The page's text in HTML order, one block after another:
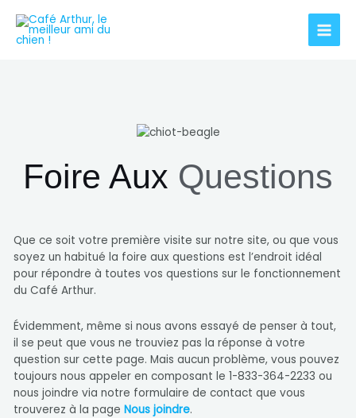
Foire Aux Questions
Que ce soit votre première visite sur notre site, ou que vous
soyez un habitué la foire aux questions est l’endroit idéal
pour répondre à toutes vos questions sur le fonctionnement
du Café Arthur.
Évidemment, même si nous avons essayé de penser à tout,
il se peut que vous ne trouviez pas la réponse à votre
question sur cette page. Mais aucun problème, vous pouvez
toujours nous appeler en composant le 1-833-364-2233 ou
nous joindre via notre formulaire de contact que vous
trouverez à la pageNous joindre.